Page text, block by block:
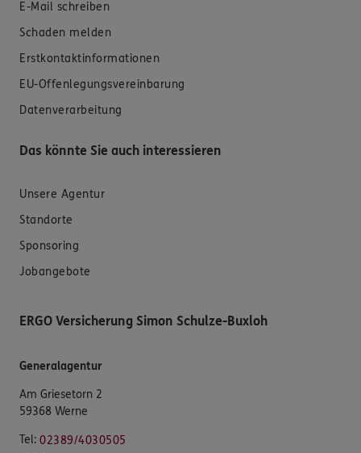
E-Mail schreiben
Schaden melden
Erstkontaktinformationen
EU-Offenlegungsvereinbarung
Datenverarbeitung
Das könnte Sie auch interessieren
Unsere Agentur
Standorte
Sponsoring
Jobangebote
ERGO Versicherung Simon Schulze-Buxloh
Generalagentur
Am Griesetorn 2
59368 Werne
Tel: 02389/4030505